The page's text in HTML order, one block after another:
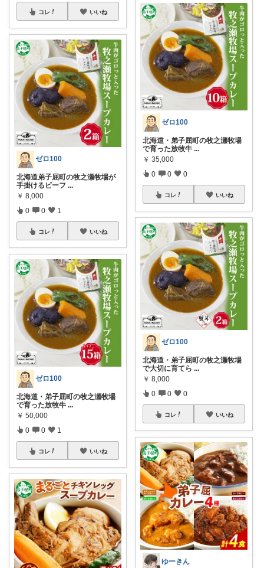
コレ いいね
ゼロ100
北海道弟子屈町の牧之瀬牧場が
手掛けるビーフ ...
￥ 8,000
0 0 1
コレ いいね
ゼロ100
北海道・弟子屈町の牧之瀬牧場
で育った放牧牛 ...
￥ 50,000
0 0 1
コレ いいね
ゼロ100
北海道・弟子屈町の牧之瀬牧場
で育った放牧牛 ...
￥ 35,000
0 0 0
コレ いいね
ゼロ100
北海道・弟子屈町の牧之瀬牧場
で大切に育てら ...
￥ 8,000
0 0 0
コレ いいね
ゆーきん